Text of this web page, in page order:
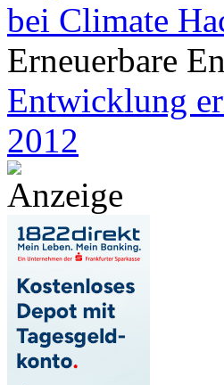
bei Climate
Erneuerbare
Entwicklung
2012
Anzeige